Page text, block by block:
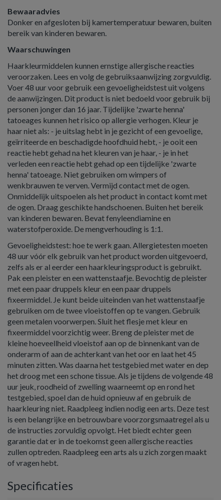
Bewaaradvies
Donker en afgesloten bij kamertemperatuur bewaren, buiten
bereik van kinderen bewaren.
Waarschuwingen
Haarkleurmiddelen kunnen ernstige allergische reacties
veroorzaken. Lees en volg de gebruiksaanwijzing zorgvuldig.
Voer 48 uur voor gebruik een gevoeligheidstest uit volgens
de aanwijzingen. Dit product is niet bedoeld voor gebruik bij
personen jonger dan 16 jaar. Tijdelijke 'zwarte henna'
tatoeages kunnen het risico op allergie verhogen. Kleur je
haar niet als: - je uitslag hebt in je gezicht of een gevoelige,
geïrriteerde en beschadigde hoofdhuid hebt, - je ooit een
reactie hebt gehad na het kleuren van je haar, - je in het
verleden een reactie hebt gehad op een tijdelijke 'zwarte
henna' tatoeage. Niet gebruiken om wimpers of
wenkbrauwen te verven. Vermijd contact met de ogen.
Onmiddelijk uitspoelen als het product in contact komt met
de ogen. Draag geschikte handschoenen. Buiten het bereik
van kinderen bewaren. Bevat fenyleendiamine en
waterstofperoxide. De mengverhouding is 1:1.
Gevoeligheidstest: hoe te werk gaan. Allergietesten moeten
48 uur vóór elk gebruik van het product worden uitgevoerd,
zelfs als er al eerder een haarkleuringsproduct is gebruikt.
Pak een pleister en een wattenstaafje. Bevochtig de pleister
met een paar druppels kleur en een paar druppels
fixeermiddel. Je kunt beide uiteinden van het wattenstaafje
gebruiken om de twee vloeistoffen op te vangen. Gebruik
geen metalen voorwerpen. Sluit het flesje met kleur en
fixeermiddel voorzichtig weer. Breng de pleister met de
kleine hoeveellheid vloeistof aan op de binnenkant van de
onderarm of aan de achterkant van het oor en laat het 45
minuten zitten. Was daarna het testgebied met water en dep
het droog met een schone tissue. Als je tijdens de volgende 48
uur jeuk, roodheid of zwelling waarneemt op en rond het
testgebied, spoel dan de huid opnieuw af en gebruik de
haarkleuring niet. Raadpleeg indien nodig een arts. Deze test
is een belangrijke en betrouwbare voorzorgsmaatregel als u
de instructies zorvuldig opvolgt. Het biedt echter geen
garantie dat er in de toekomst geen allergische reacties
zullen optreden. Raadpleeg een arts als u zich zorgen maakt
of vragen hebt.
Specificaties